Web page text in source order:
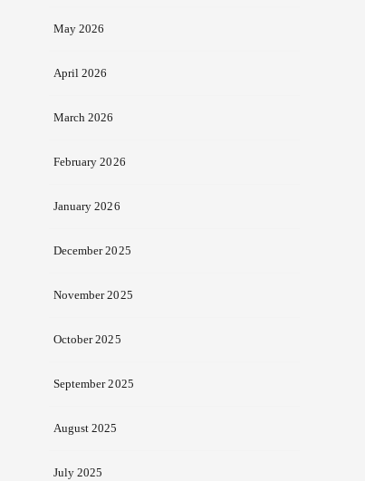
May 2026
April 2026
March 2026
February 2026
January 2026
December 2025
November 2025
October 2025
September 2025
August 2025
July 2025